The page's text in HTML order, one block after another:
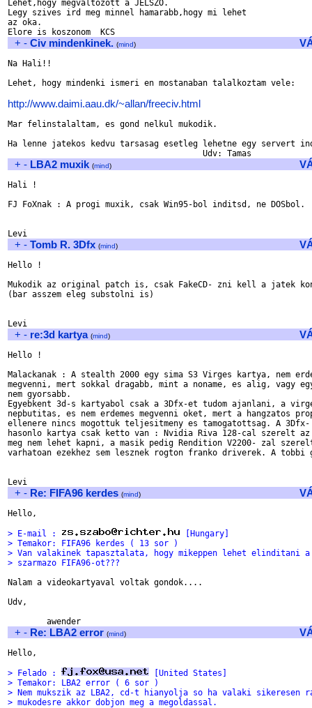
Lehet,hogy megvaltozott a JELSZO.
Legy szives ird meg minnel hamarabb,hogy mi lehet
az oka.
+ - Civ mindenkinek. (mind)
Na Hali!!
Lehet, hogy mindenki ismeri en mostanaban talalkoztam vele:
http://www.daimi.aau.dk/~allan/freeciv.html
Mar felinstalaltam, es gond nelkul mukodik.
Ha lenne jatekos kedvu tarsasag esetleg lehetne egy servert
+ - LBA2 muxik (mind)
Hali !
FJ FoXnak : A progi muxik, csak Win95-bol inditsd, ne DOSbol.
+ - Tomb R. 3Dfx (mind)
Hello !
Mukodik az original patch is, csak FakeCD- zni kell a jatek
(bar asszem eleg substolni is)
+ - re:3d kartya (mind)
Hello !
Malackanak : A stealth 2000 egy sima S3 Virges kartya, nem
megvenni, mert sokkal dragabb, mint a noname, es alig, vagy
nem gyorsabb.
Egyebkent 3d-s kartyabol csak a 3Dfx-et tudom ajanlani, a
nepbutitas, es nem erdemes megvenni oket, mert a hangzatos
ellenere nincs mogottuk teljesitmeny es tamogatottsag. A 3Dfx-
hasonlo kartya csak ketto van : Nvidia Riva 128-cal szerelt
meg nem lehet kapni, a masik pedig Rendition V2200- zal
varhatoan ezekhez sem lesznek rogton franko driverek. A tobbi
+ - Re: FIFA96 kerdes (mind)
Hello,
> E-mail :
[Hungary]
> Temakor: FIFA96 kerdes ( 13 sor )
> Van valakinek tapasztalata, hogy mikeppen lehet elinditani
> szarmazo FIFA96-ot???
Nalam a videokartyaval voltak gondok....
Udv,
+ - Re: LBA2 error (mind)
Hello,
> Felado :
[United States]
> Temakor: LBA2 error ( 6 sor )
> Nem mukszik az LBA2, cd-t hianyolja so ha valaki sikeresen
> mukodesre akkor dobjon meg a megoldassal.